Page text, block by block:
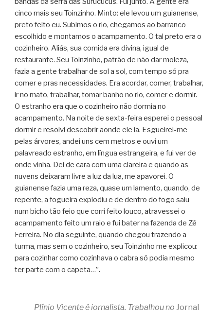
cinco mais seu Toinzinho. Minto: ele levou um guianense,
preto feito eu. Subimos o rio, chegamos ao barranco
escolhido e montamos o acampamento. O tal preto era o
cozinheiro. Aliás, sua comida era divina, igual de
restaurante. Seu Toinzinho, patrão de não dar mole­za,
fazia a gente trabalhar de sol a sol, com tempo só pra
comer e pras necessidades. Era acordar, comer, trabalhar,
ir no mato, trabalhar, tomar banho no rio, comer e dormir.
O estranho era que o cozinheiro não dormia no
acampamento. Na noite de sexta-feira esperei o pessoal
dormir e resolvi descobrir aonde ele ia. Esgueirei-me
pelas árvores, andei uns cem metros e ouvi um
palavreado estranho, em língua estrangeira, e fui ver de
onde vinha. Dei de cara com uma clareira e quando as
nuvens deixaram livre a luz da lua, me apavorei. O
guianense fazia uma reza, quase um lamento, quando, de
repente, a fogueira explodiu e de dentro do fogo saiu
num bicho tão feio que corri feito louco, atravessei o
acampamento feito um raio e fui bater na fazenda de Zé
Ferreira. No dia seguinte, quando chegou trazendo a
turma, mas sem o cozinheiro, seu Toinzinho me explicou:
para cozinhar como cozinhava o cabra só podia mesmo
ter parte com o capeta…”.
Plínio Vicente é jornalista. Trabalhou no Jornal